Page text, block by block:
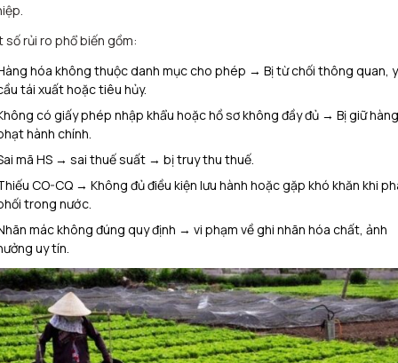
số rủi ro phổ biến gồm:
hóa không thuộc danh mục cho phép → Bị từ chối thông quan,
tái xuất hoặc tiêu hủy.
có giấy phép nhập khẩu hoặc hồ sơ không đầy đủ → Bị giữ
hành chính.
mã HS → sai thuế suất → bị truy thu thuế.
CO-CQ → Không đủ điều kiện lưu hành hoặc gặp khó khăn khi
trong nước.
mác không đúng quy định → vi phạm về ghi nhãn hóa chất, ảnh
uy tín.